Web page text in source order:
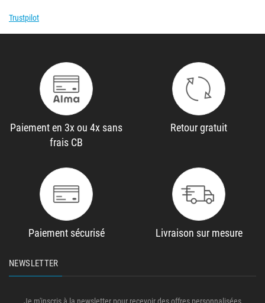
Trustpilot
Paiement en 3x ou 4x sans
frais CB
Retour gratuit
Paiement sécurisé Livraison sur mesure
NEWSLETTER